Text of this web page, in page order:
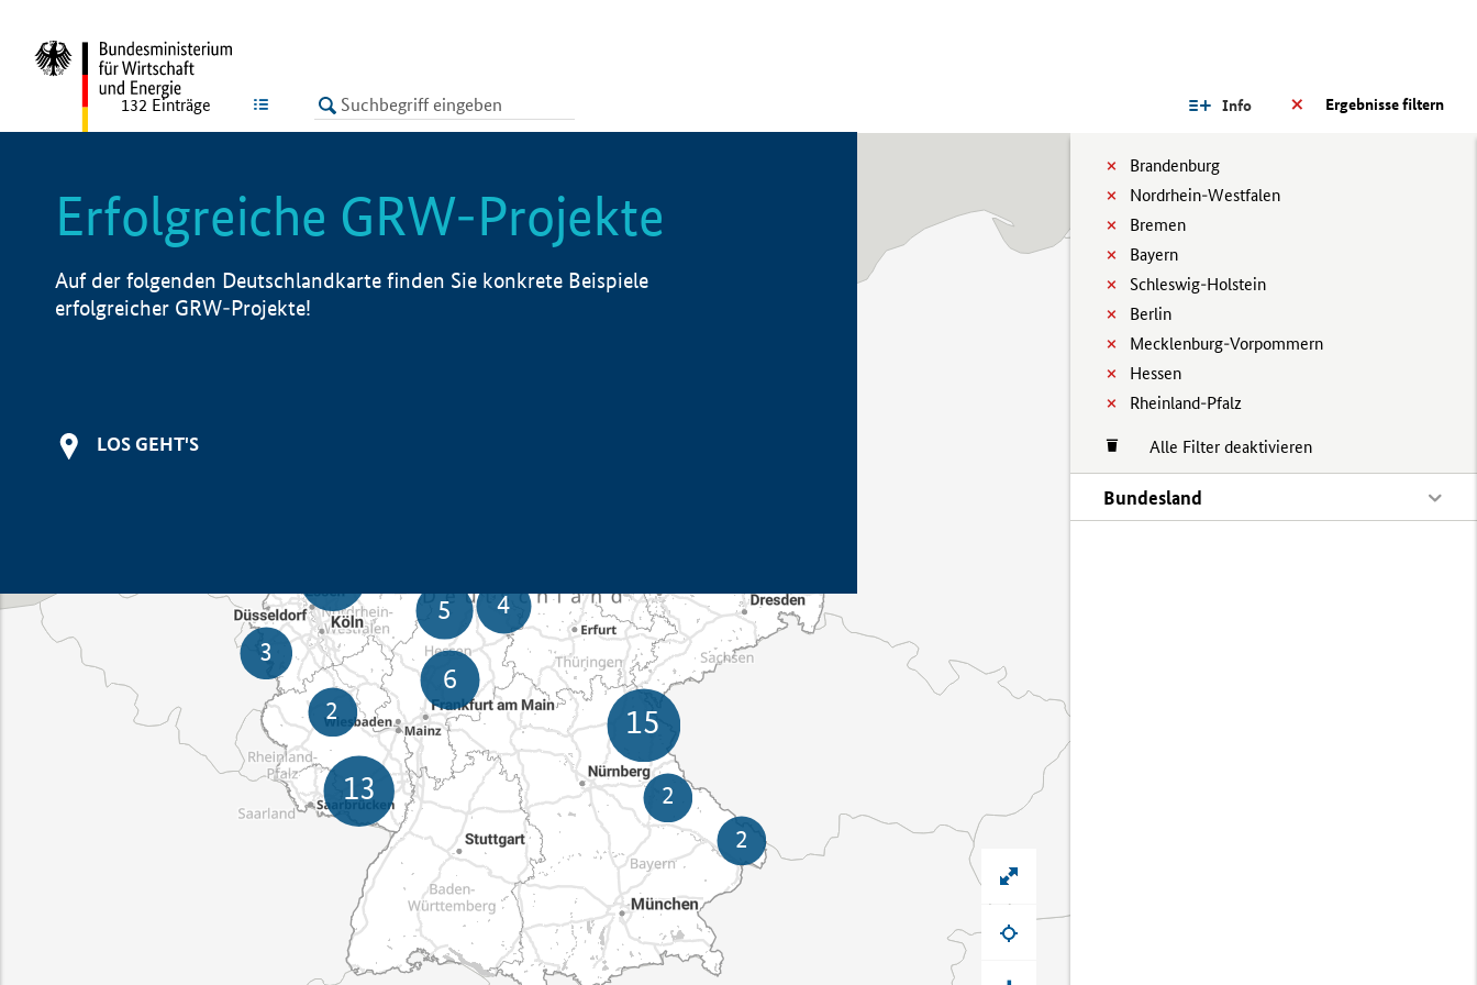
LISTE Ergebnisse filtern
Info
Brandenburg
Nordrhein-Westfalen
Bremen
Bayern
Schleswig-Holstein
Berlin
Mecklenburg-Vorpommern
Hessen
Rheinland-Pfalz
Alle Filter deaktivieren
Bundesland
132 Einträge
Erfolgreiche GRW-Projekte
Auf der folgenden Deutschlandkarte finden Sie konkrete Beispiele
erfolgreicher GRW-Projekte!
LOS GEHT'S